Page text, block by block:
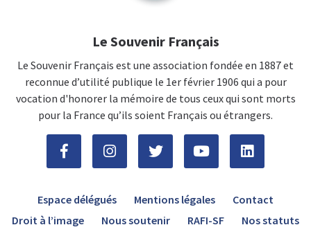
Le Souvenir Français
Le Souvenir Français est une association fondée en 1887 et
reconnue d’utilité publique le 1er février 1906 qui a pour
vocation d'honorer la mémoire de tous ceux qui sont morts
pour la France qu’ils soient Français ou étrangers.
Espace délégués Mentions légales
Contact
Droit à l’image
Nous soutenir RAFI-SF Nos statuts